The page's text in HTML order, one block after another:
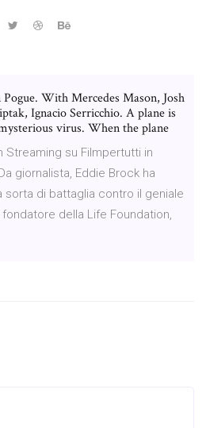
With Mercedes Mason, Josh
Ignacio Serricchio. A plane is
virus. When the plane
Streaming su Filmpertutti in
giornalista, Eddie Brock ha
sorta di battaglia contro il geniale
fondatore della Life Foundation,